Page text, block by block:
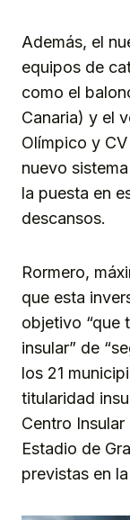
Además, el
equipos de
como el
Canaria) y el
Olímpico y
nuevo
la puesta en
descansos.
Rormero,
que esta
objetivo “que
insular” de
los 21
titularidad
Centro
Estadio de
previstas en